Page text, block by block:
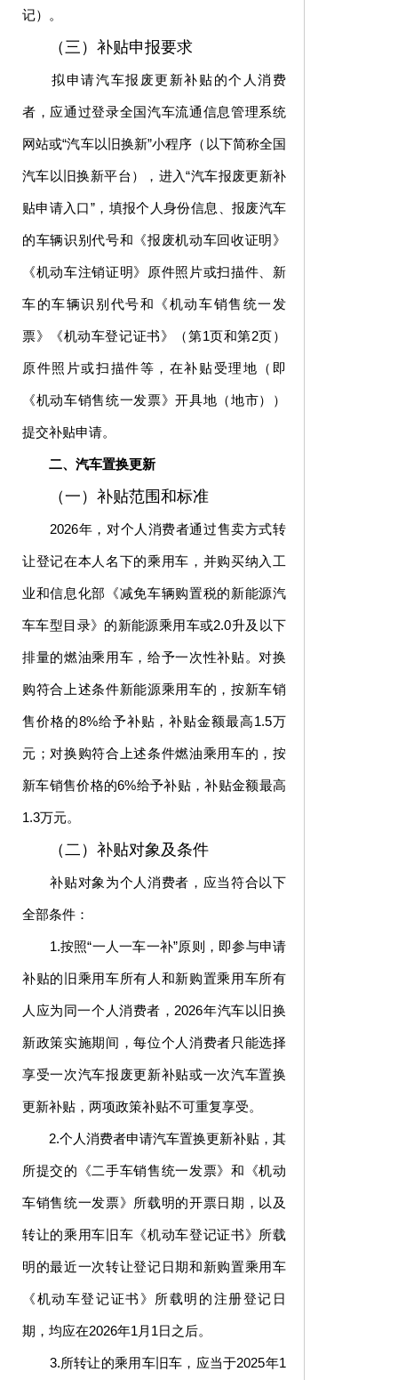
记）。
（三）补贴申报要求
拟申请汽车报废更新补贴的个人消费
者，应通过登录全国汽车流通信息管理系统
网站或“汽车以旧换新”小程序（以下简称全国
汽车以旧换新平台），进入“汽车报废更新补
贴申请入口”，填报个人身份信息、报废汽车
的车辆识别代号和《报废机动车回收证明》
《机动车注销证明》原件照片或扫描件、新
车的车辆识别代号和《机动车销售统一发
票》《机动车登记证书》（第1页和第2页）
原件照片或扫描件等，在补贴受理地（即
《机动车销售统一发票》开具地（地市））
提交补贴申请。
二、汽车置换更新
（一）补贴范围和标准
2026年，对个人消费者通过售卖方式转
让登记在本人名下的乘用车，并购买纳入工
业和信息化部《减免车辆购置税的新能源汽
车车型目录》的新能源乘用车或2.0升及以下
排量的燃油乘用车，给予一次性补贴。对换
购符合上述条件新能源乘用车的，按新车销
售价格的8%给予补贴，补贴金额最高1.5万
元；对换购符合上述条件燃油乘用车的，按
新车销售价格的6%给予补贴，补贴金额最高
1.3万元。
（二）补贴对象及条件
补贴对象为个人消费者，应当符合以下
全部条件：
1.按照“一人一车一补”原则，即参与申请
补贴的旧乘用车所有人和新购置乘用车所有
人应为同一个人消费者，2026年汽车以旧换
新政策实施期间，每位个人消费者只能选择
享受一次汽车报废更新补贴或一次汽车置换
更新补贴，两项政策补贴不可重复享受。
2.个人消费者申请汽车置换更新补贴，其
所提交的《二手车销售统一发票》和《机动
车销售统一发票》所载明的开票日期，以及
转让的乘用车旧车《机动车登记证书》所载
明的最近一次转让登记日期和新购置乘用车
《机动车登记证书》所载明的注册登记日
期，均应在2026年1月1日之后。
3.所转让的乘用车旧车，应当于2025年1